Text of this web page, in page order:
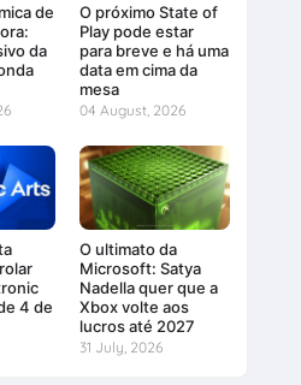
de
da
O próximo State of
Play pode estar
para breve e há uma
data em cima da
mesa
04 August, 2026
4 de
O ultimato da
Microsoft: Satya
Nadella quer que a
Xbox volte aos
lucros até 2027
31 July, 2026